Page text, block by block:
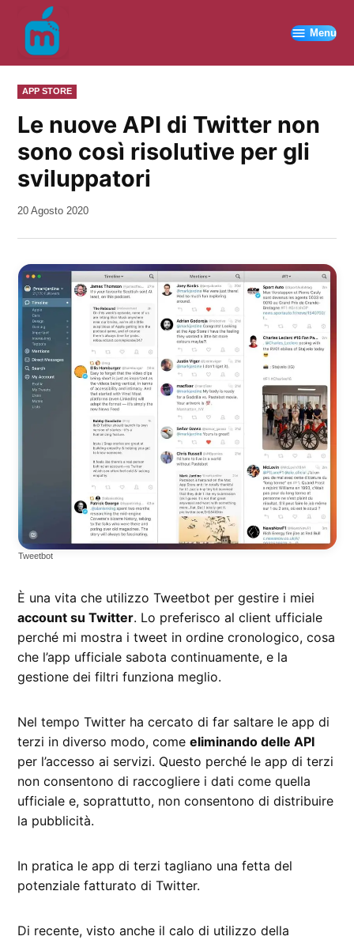
contenuto
Menu
PUBBLICATO
IN
APP STORE
Le nuove API di Twitter non
sono così risolutive per gli
sviluppatori
da
20 Agosto 2020
Tweetbot
È una vita che utilizzo Tweetbot per gestire i miei
account su Twitter. Lo preferisco al client ufficiale
perché mi mostra i tweet in ordine cronologico, cosa
che l’app ufficiale sabota continuamente, e la
gestione dei filtri funziona meglio.
Nel tempo Twitter ha cercato di far saltare le app di
terzi in diverso modo, comeeliminando delle API
per l’accesso ai servizi. Questo perché le app di terzi
non consentono di raccogliere i dati come quella
ufficiale e, soprattutto, non consentono di distribuire
la pubblicità.
In pratica le app di terzi tagliano una fetta del
potenziale fatturato di Twitter.
Di recente, visto anche il calo di utilizzo della